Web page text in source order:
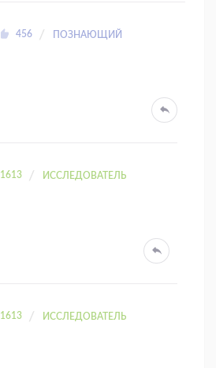
456 ПОЗНАЮЩИЙ
1613 ИССЛЕДОВАТЕЛЬ
1613 ИССЛЕДОВАТЕЛЬ